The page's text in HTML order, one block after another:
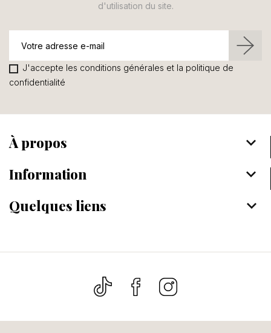
d'utilisation du site.
J'accepte les conditions générales et la politique de
confidentialité
À propos keyboard_arrow_down
Information keyboard_arrow_down
Quelques liens keyboard_arrow_down